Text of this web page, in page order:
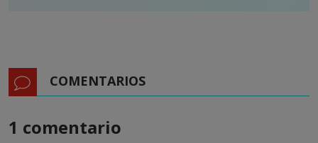
COMENTARIOS
1 comentario